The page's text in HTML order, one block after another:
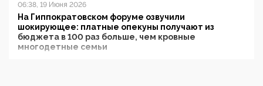
06:38, 19 Июня 2026
На Гиппократовском форуме озвучили
шокирующее: платные опекуны получают из
бюджета в 100 раз больше, чем кровные
многодетные семьи